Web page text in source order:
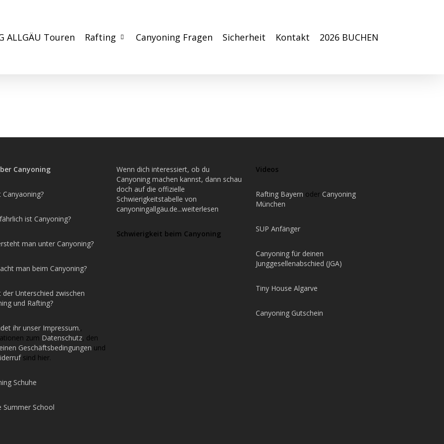
ALLGÄU Touren Rafting Canyoning Fragen Sicherheit Kontakt 2026 BUCHEN
Canyoning
Canyaoning?
ist Canyoning?
man unter Canyoning?
man beim Canyoning?
der Unterschied zwischen
und Rafting?
ihr unser Impressum.,
zum Datenschutz, den
Geschäftsbedingungen und
sind hier.
Schuhe
Summer School
Wenn dich interessiert, ob du
Canyoning machen kannst, dann schau
doch auf die offizielle
Schwierigkeitstabelle von
canyoningallgäu.de...weiterlesen
Schwierigkeit beim Canyoning
Videos
Rafting Bayern oder Canyoning
München
SUP Anfänger
Canyoning für deinen
Junggesellenabschied (JGA)
Tiny House Algarve
Canyoning Gutschein